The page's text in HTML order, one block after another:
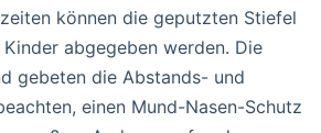
können die geputzten Stiefel
abgegeben werden. Die
gebeten die Abstands- und
einen Mund-Nasen-Schutz